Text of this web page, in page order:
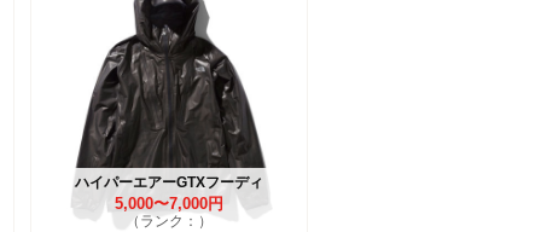
ハイパーエアーGTXフーディ
5,000〜7,000円
（ランク：）